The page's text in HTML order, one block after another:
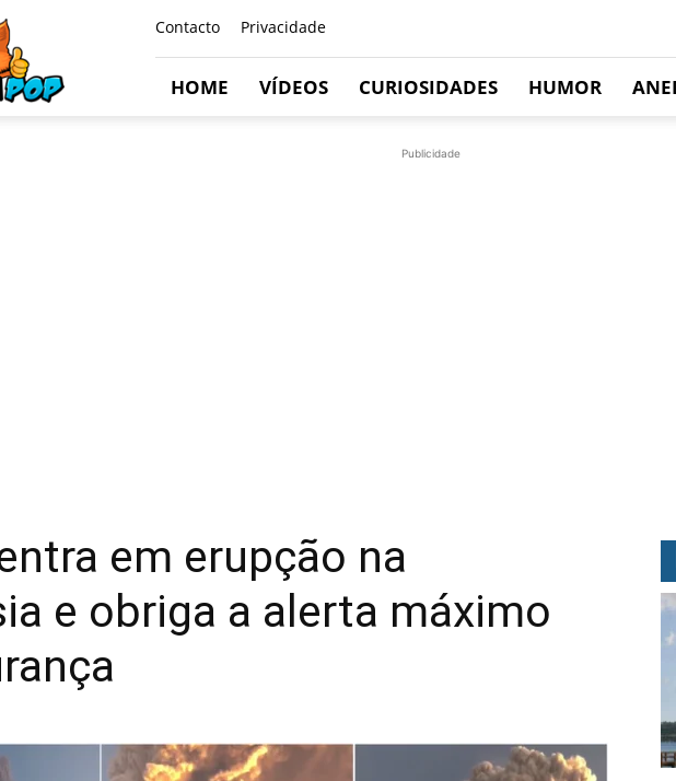
Contacto Privacidade
HOME VÍDEOS CURIOSIDADES HUMOR
Publicidade
em erupção na
e obriga a alerta máximo